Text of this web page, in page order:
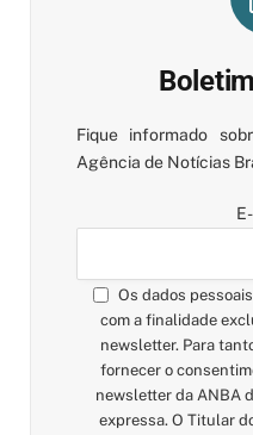
Fique informado
Agência de Notícias
Os dados
com a finalidade
newsletter. Para
fornecer o
newsletter da ANBA
expressa. O Titular